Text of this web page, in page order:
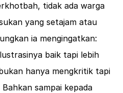
tidak ada warga
yang setajam atau
ia mengingatkan:
baik tapi lebih
hanya mengkritik tapi
sampai kepada